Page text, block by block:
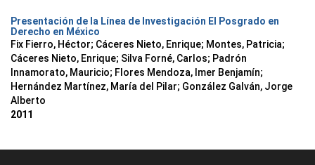
Presentación de la Línea de Investigación El Posgrado en
Derecho en México
Fix Fierro, Héctor; Cáceres Nieto, Enrique; Montes, Patricia;
Cáceres Nieto, Enrique; Silva Forné, Carlos; Padrón
Innamorato, Mauricio; Flores Mendoza, Imer Benjamín;
Hernández Martínez, María del Pilar; González Galván, Jorge
Alberto
2011